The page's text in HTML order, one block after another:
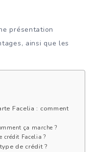
présentation
ainsi que les
Facelia : comment
ça marche ?
crédit Facelia ?
de crédit ?